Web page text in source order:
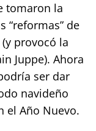
tomaron la
“reformas” de
provocó la
Juppe). Ahora
ser dar
navideño
el Año Nuevo.